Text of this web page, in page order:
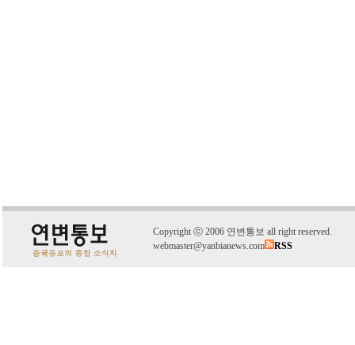
Copyright ⓒ 2006 연변통보 all right reserved.
webmaster@yanbianews.com
RSS